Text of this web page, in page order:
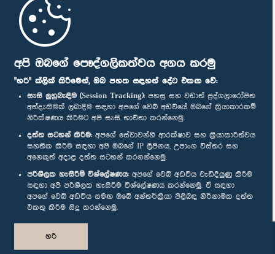
අපි ඔබගේ පෞද්ගලිකත්වය අගය කරමු
"හරි" ක්ලික් කිරීමෙන්, ඔබ පහත සඳහන් දේට එකඟ වේ:
සැසි ලුහුබැඳීම (Session Tracking): පහසු සහ වඩාත් පුද්ගලාරෝපිත
අත්දැකීමක් ලබාදීම සඳහා අපගේ වෙබ් අඩවියේ ඔබගේ ක්‍රියාකාරකම්
නිරීක්ෂණය කිරීමට අපි සැසි භාවිතා කරන්නෙමු.
දත්ත සටහන් කිරීම: අපගේ සේවාවන්හි ආරක්ෂාව සහ ක්‍රියාකාරීත්වය
සහතික කිරීම සඳහා අපි ඔබගේ IP ලිපිනය, උපාංග විස්තර සහ
අනෙකුත් අදාළ දත්ත සටහන් කරගන්නෙමු.
පරිශීලක හැසිරීම් විශ්ලේෂණය: අපගේ වෙබ් අඩවිය වැඩිදියුණු කිරීම
සඳහා අපි පරිශීලක හැසිරීම විශ්ලේෂණය කරන්නෙමු. ඒ සඳහා
අපගේ වෙබ් අඩවිය සමඟ ඔබේ අන්තර්ක්‍රියා පිළිබඳ නිර්නාමික දත්ත
එකතු කිරීම සිදු කරන්නෙමු.
හරි
මුල් පිටුව
පාර්ලිමේන්තු ජංගම යෙදුම
අප හා සම්බන්ධ වී සිටින්න :
සම්මාන
පෞද්ගලිකත්ව ප්‍රතිපත්තිය